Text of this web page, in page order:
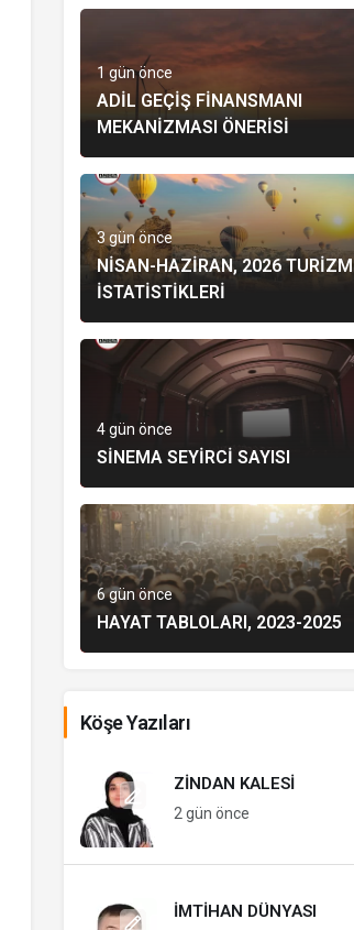
1 gün önce
ADIL GEÇIŞ FINANSMANI
MEKANIZMASI ÖNERISI
3 gün önce
NISAN-HAZIRAN, 2026 TURIZM
İSTATISTIKLERI
4 gün önce
SINEMA SEYIRCI SAYISI
6 gün önce
HAYAT TABLOLARI, 2023-2025
Köşe Yazıları
ZINDAN KALESI
2 gün önce
İMTIHAN DÜNYASI